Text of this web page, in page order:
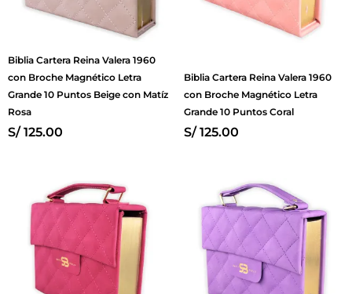
Biblia Cartera Reina Valera 1960
con Broche Magnético Letra
Grande 10 Puntos Beige con Matíz
Rosa
S/125.00
Biblia Cartera Reina Valera 1960
con Broche Magnético Letra
Grande 10 Puntos Coral
S/125.00